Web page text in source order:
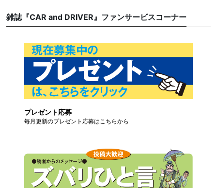
雑誌『CAR and DRIVER』ファンサービスコーナー
プレゼント応募
毎月更新のプレゼント応募はこちらから